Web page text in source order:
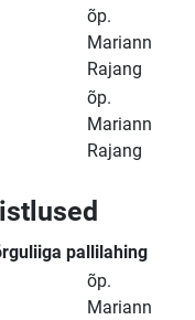
õp.
Mariann
Rajang
õp.
Mariann
Rajang
pallilahing
õp.
Mariann